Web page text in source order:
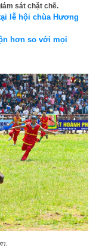
sát chặt chẽ.
lễ hội chùa Hương
hơn so với mọi